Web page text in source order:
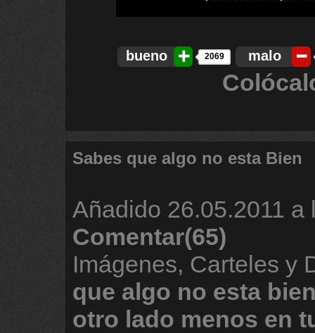
bueno 2069 malo
Sabes que algo no esta Bien
Añadido 26.05.2011 a
Comentar(65)
Imágenes, Carteles y
que algo no esta
otro lado menos en